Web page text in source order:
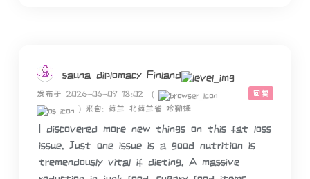
sauna diplomacy Finland
回复
发布于 2026-06-09 18:02
(
) 来自: 荷兰 北荷兰省 哈勒姆
I discovered more new things on this fat loss
issue. Just one issue is a good nutrition is
tremendously vital if dieting. A massive